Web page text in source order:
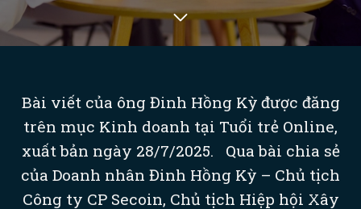
Bài viết của ông Đinh Hồng Kỳ được đăng
trên mục Kinh doanh tại Tuổi trẻ Online,
xuất bản ngày 28/7/2025. Qua bài chia sẻ
của Doanh nhân Đinh Hồng Kỳ – Chủ tịch
Công ty CP Secoin, Chủ tịch Hiệp hội Xây